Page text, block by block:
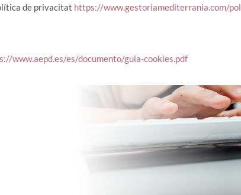
de privacitat https://www.gestoriamediterrania.com/
www.aepd.es/es/documento/guia-cookies.pdf